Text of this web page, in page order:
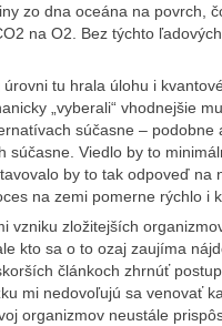
zo dna oceána na povrch,
na O2. Bez týchto
tu hrala úlohu i
„vyberali“ vhodnejšie
súčasne – podobne
súčasne. Viedlo by to
by to tak odpoveď na
na zemi pomerne rýchlo i
vzniku zložitejších
kto sa o to ozaj zaujíma
článkoch zhrnúť
mi nedovoľujú sa venovať
organizmov neustále